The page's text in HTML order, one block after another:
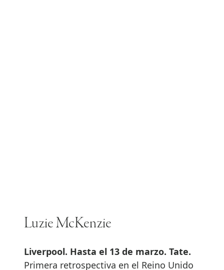
Luzie McKenzie
Liverpool. Hasta el 13 de marzo. Tate.
Primera retrospectiva en el Reino Unido